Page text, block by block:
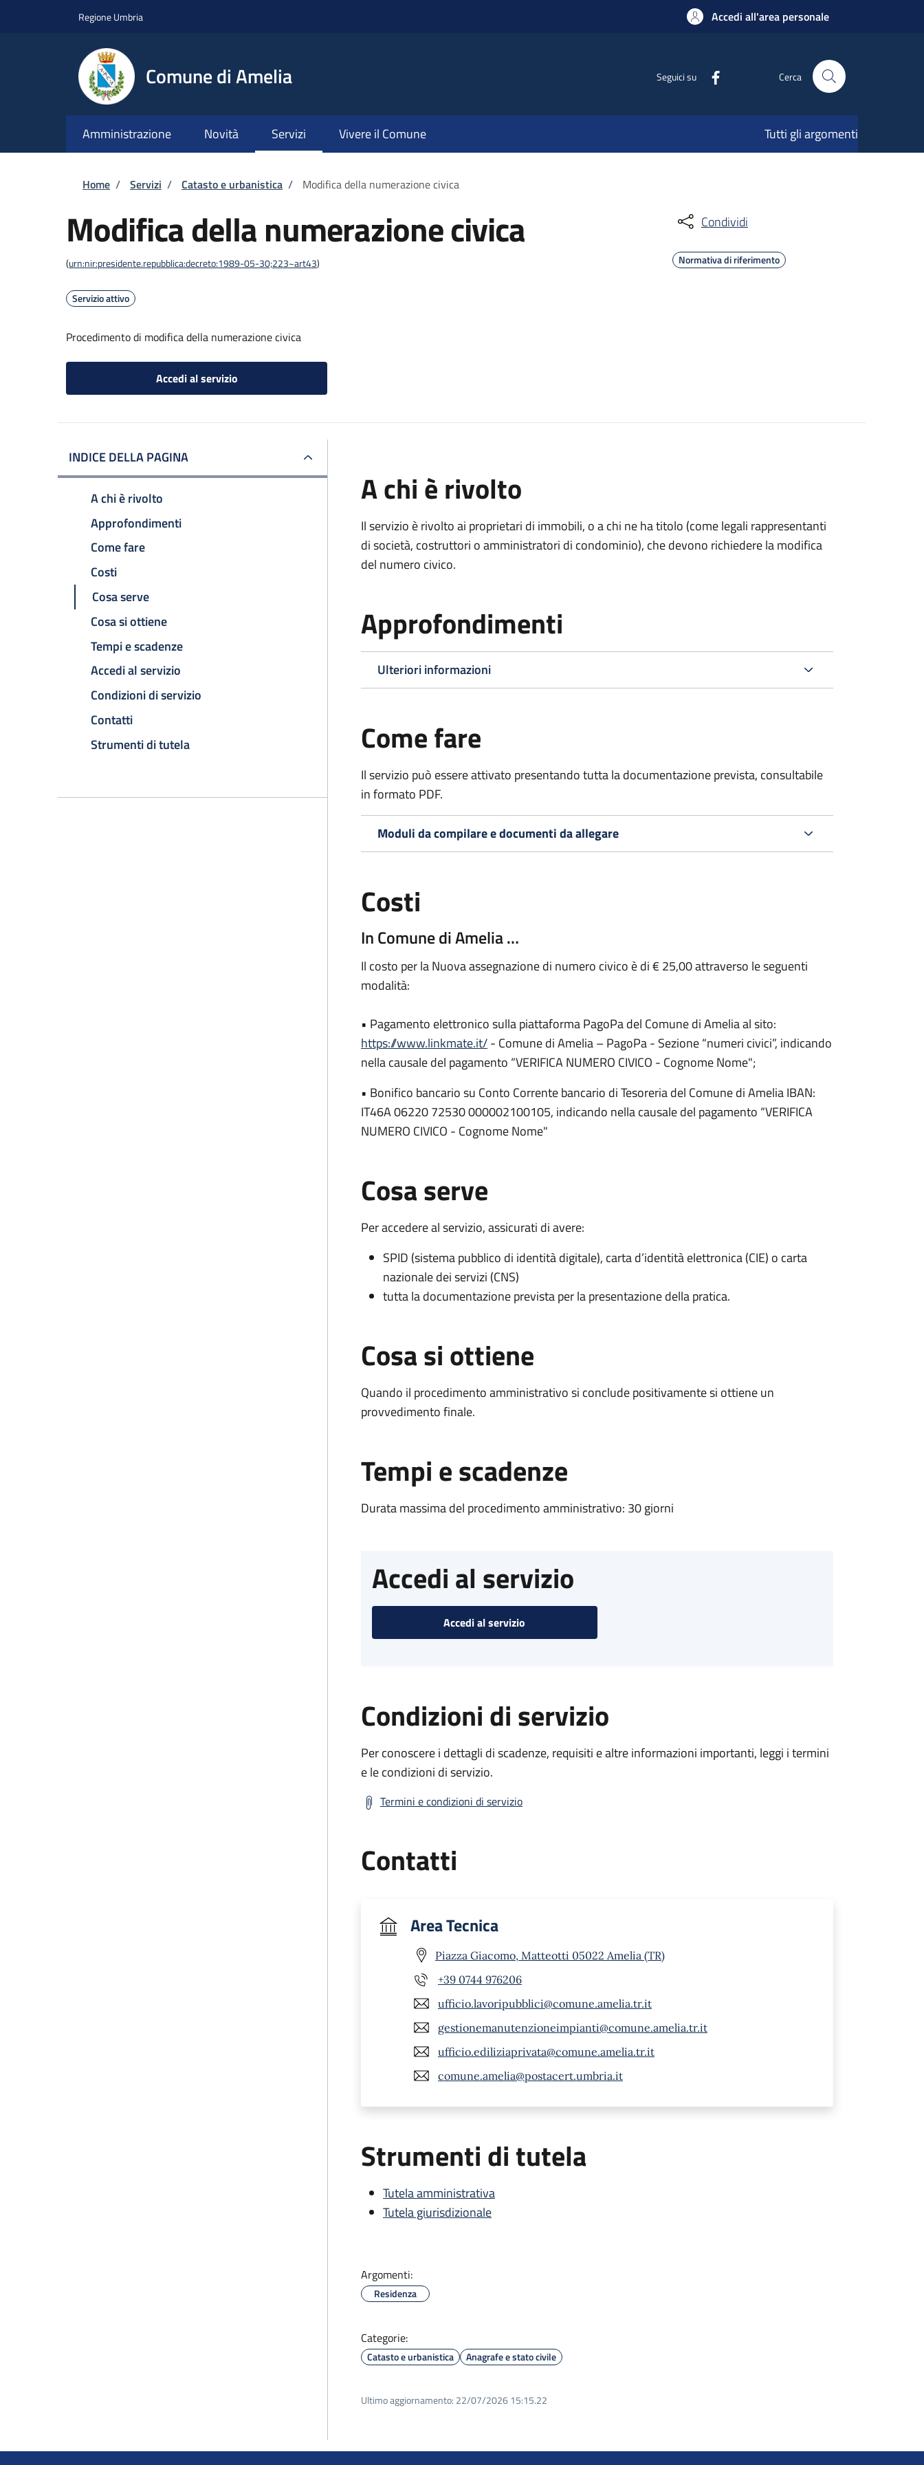
Regione Umbria Accedi all'area personale
Comune di Amelia Seguici su Cerca
Amministrazione Novità Servizi Vivere il Comune Tutti gli argomenti
Briciole di pane
Home / Servizi / Catasto e urbanistica / Modifica della numerazione civica
Modifica della numerazione civica
(urn:nir:presidente.repubblica:decreto:1989-05-30;223~art43)
Servizio attivo
Procedimento di modifica della numerazione civica
Accedi al servizio
Condividi
Normativa di riferimento
INDICE DELLA PAGINA
A chi è rivolto
Approfondimenti
Come fare
Costi
Cosa serve
Cosa si ottiene
Tempi e scadenze
Accedi al servizio
Condizioni di servizio
Contatti
Strumenti di tutela
A chi è rivolto
Il servizio è rivolto ai proprietari di immobili, o a chi ne ha titolo (come legali rappresentanti
di società, costruttori o amministratori di condominio), che devono richiedere la modifica
del numero civico.
Approfondimenti
Ulteriori informazioni
Come fare
Il servizio può essere attivato presentando tutta la documentazione prevista, consultabile
in formato PDF.
Moduli da compilare e documenti da allegare
Costi
In Comune di Amelia …
Il costo per la Nuova assegnazione di numero civico è di € 25,00 attraverso le seguenti
modalità:
• Pagamento elettronico sulla piattaforma PagoPa del Comune di Amelia al sito:
https://www.linkmate.it/- Comune di Amelia – PagoPa - Sezione “numeri civici”, indicando
nella causale del pagamento “VERIFICA NUMERO CIVICO - Cognome Nome";
• Bonifico bancario su Conto Corrente bancario di Tesoreria del Comune di Amelia IBAN:
IT46A 06220 72530 000002100105, indicando nella causale del pagamento “VERIFICA
NUMERO CIVICO - Cognome Nome"
Cosa serve
Per accedere al servizio, assicurati di avere:
SPID (sistema pubblico di identità digitale), carta d’identità elettronica (CIE) o carta
nazionale dei servizi (CNS)
tutta la documentazione prevista per la presentazione della pratica.
Cosa si ottiene
Quando il procedimento amministrativo si conclude positivamente si ottiene un
provvedimento finale.
Tempi e scadenze
Durata massima del procedimento amministrativo: 30 giorni
Accedi al servizio
Accedi al servizio
Condizioni di servizio
Per conoscere i dettagli di scadenze, requisiti e altre informazioni importanti, leggi i termini
e le condizioni di servizio.
Termini e condizioni di servizio
Contatti
Area Tecnica
Piazza Giacomo, Matteotti 05022 Amelia (TR)
+39 0744 976206
ufficio.lavoripubblici@comune.amelia.tr.it
gestionemanutenzioneimpianti@comune.amelia.tr.it
ufficio.ediliziaprivata@comune.amelia.tr.it
comune.amelia@postacert.umbria.it
Strumenti di tutela
Tutela amministrativa
Tutela giurisdizionale
Argomenti:
Residenza
Categorie:
Catasto e urbanistica Anagrafe e stato civile
Ultimo aggiornamento: 22/07/2026 15:15.22